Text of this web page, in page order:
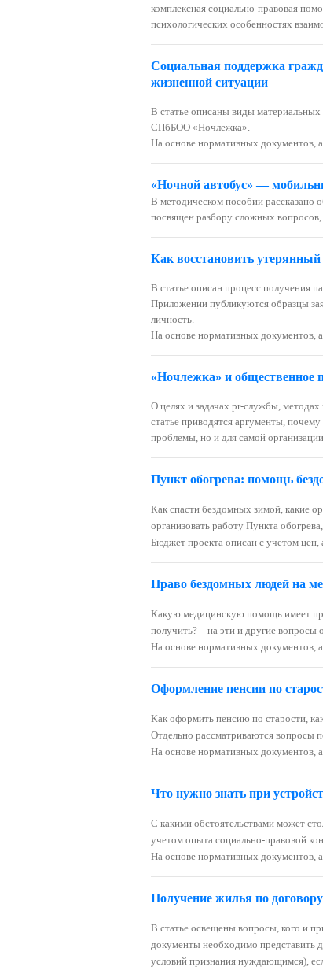
комплексная социально-правовая
психологических особенностях
Социальная поддержка
жизненной ситуации
В статье описаны виды
СПбБОО «Ночлежка».
На основе нормативных документов,
«Ночной автобус» —
В методическом пособии рассказано
посвящен разбору сложных
Как восстановить
В статье описан процесс получения
Приложении публикуются образцы
личность.
На основе нормативных документов,
«Ночлежка» и общественное
О целях и задачах pr-службы,
статье приводятся аргументы,
проблемы, но и для самой
Пункт обогрева: помощь
Как спасти бездомных зимой, какие
организовать работу Пункта
Бюджет проекта описан с учетом цен,
Право бездомных людей на
Какую медицинскую помощь имеет
получить? – на эти и другие вопросы
На основе нормативных документов,
Оформление пенсии по
Как оформить пенсию по старости,
Отдельно рассматриваются вопросы
На основе нормативных документов,
Что нужно знать при
С какими обстоятельствами может
учетом опыта социально-правовой
На основе нормативных документов,
Получение жилья по
В статье освещены вопросы, кого и
документы необходимо представить
условий признания нуждающимся),